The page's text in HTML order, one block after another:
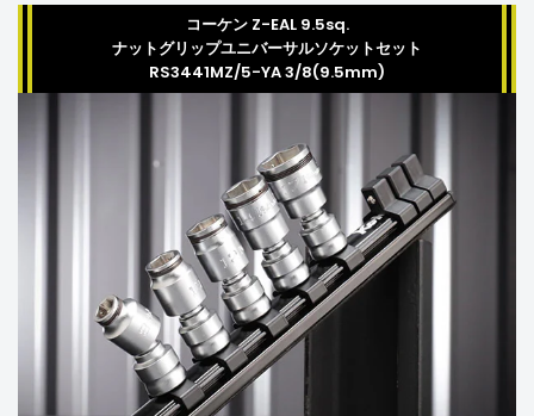
コーケン Z-EAL 9.5sq.
ナットグリップユニバーサルソケットセット
RS3441MZ/5-YA 3/8(9.5mm)